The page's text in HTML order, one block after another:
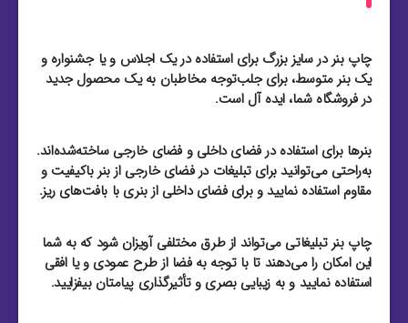
چاپ بنر در سایز بزرگ برای استفاده در یک اجلاس و یا جشنواره و
یک بنر متوسط، برای جلب‌توجه مخاطبان به یک محصول جدید
در فروشگاه شما، ایده آل است.
بنرها برای استفاده در فضای داخلی و فضای خارجی ساخته‌شده‌اند.
به‌راحتی می‌توانید برای تبلیغات در فضای خارجی از بنر باکیفیت و
مقاوم استفاده نمایید و برای فضای داخلی از بنری با بافت‌های ریز.
چاپ بنر تبلیغاتی می‌تواند از طرق مختلفی آویزان شود که به شما
این امکان را می‌دهند تا با توجه به فضا از طرح عمودی و یا افقی
استفاده نمایید و به زیبایی بصری و تأثیرگذاری پیامتان بیفزایید.